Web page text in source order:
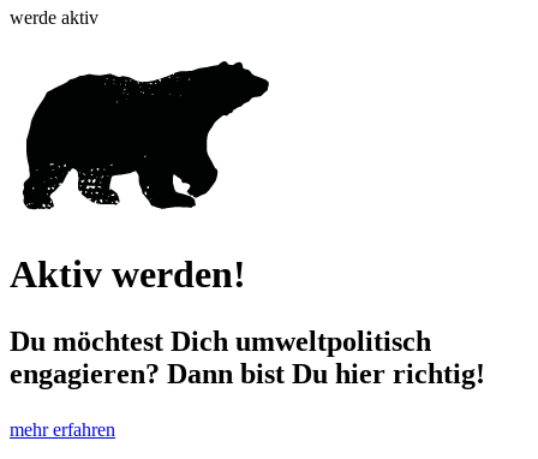
werde aktiv
Aktiv werden!
Du möchtest Dich umweltpolitisch
engagieren? Dann bist Du hier richtig!
mehr erfahren